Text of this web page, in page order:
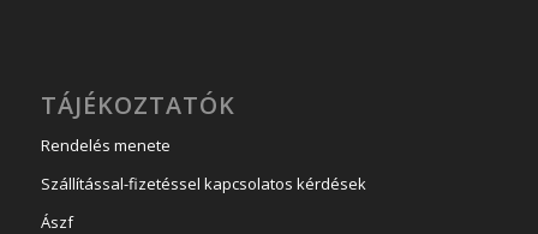
TÁJÉKOZTATÓK
Rendelés menete
Szállítással-fizetéssel kapcsolatos kérdések
Ászf